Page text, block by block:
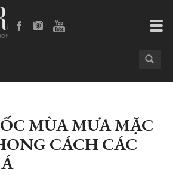
MÙA MƯA MẶC
CÁCH CÁC